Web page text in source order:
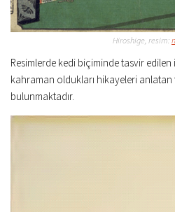
Hiroshige, resim:
Resimlerde kedi biçiminde tasvir
kahraman oldukları hikayeleri
bulunmaktadır.